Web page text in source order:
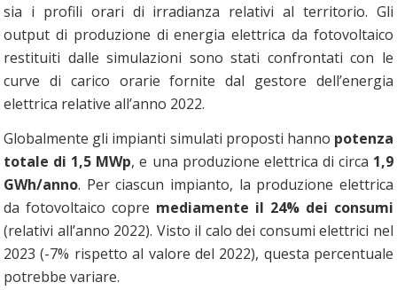
sia i profili orari di irradianza relativi al territorio. Gli
output di produzione di energia elettrica da fotovoltaico
restituiti dalle simulazioni sono stati confrontati con le
curve di carico orarie fornite dal gestore dell’energia
elettrica relative all’anno 2022.
Globalmente gli impianti simulati proposti hanno potenza
totale di 1,5 MWp, e una produzione elettrica di circa 1,9
GWh/anno. Per ciascun impianto, la produzione elettrica
da fotovoltaico copre mediamente il 24% dei consumi
(relativi all’anno 2022). Visto il calo dei consumi elettrici nel
2023 (-7% rispetto al valore del 2022), questa percentuale
potrebbe variare.